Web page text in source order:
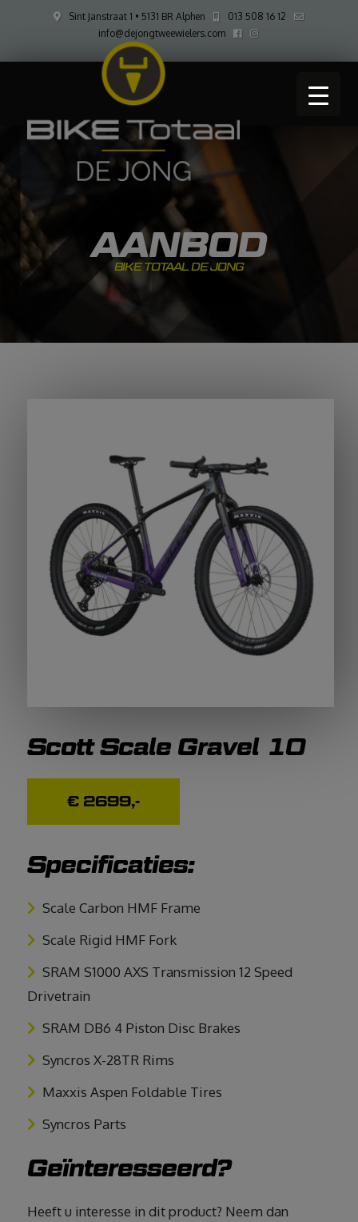
Sint Janstraat 1 • 5131 BR Alphen
013 508 16 12
info@dejongtweewielers.com
AANBOD
BIKE TOTAAL DE JONG
Scott Scale Gravel 10
€ 2699,-
Specificaties:
Scale Carbon HMF Frame
Scale Rigid HMF Fork
SRAM S1000 AXS Transmission 12 Speed
Drivetrain
SRAM DB6 4 Piston Disc Brakes
Syncros X-28TR Rims
Maxxis Aspen Foldable Tires
Syncros Parts
Geïnteresseerd?
Heeft u interesse in dit product? Neem dan